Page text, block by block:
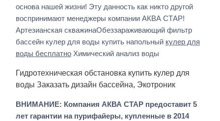
основа нашей жизни! Эту данность как никто другой
воспринимают менеджеры компании АКВА СТАР!
Артезианская скважинаОбеззараживающий фильтр
бассейн кулер для воды купить напольный кулер для
воды бесплатно Химический анализ воды
Гидротехническая обстановка купить кулер для
воды Заказать дизайн бассейна, Экотроник
ВНИМАНИЕ: Компания АКВА СТАР предоставит 5
лет гарантии на пурифайеры, купленные в 2014